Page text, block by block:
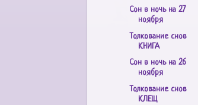
Сон в ночь на 27
ноября
Толкование снов
КНИГА
Сон в ночь на 26
ноября
Толкование снов
КЛЕЩ